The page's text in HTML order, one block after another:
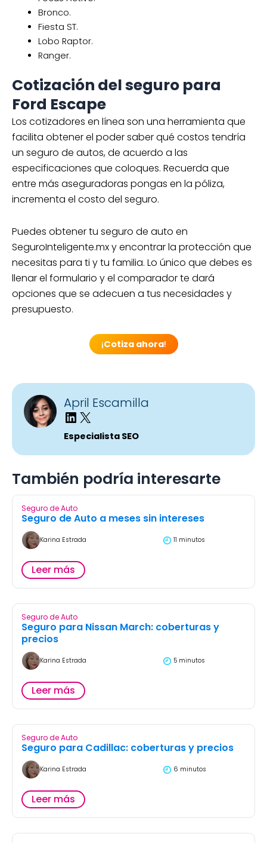
Bronco.
Fiesta ST.
Lobo Raptor.
Ranger.
Cotización del seguro para
Ford Escape
Los cotizadores en línea son una herramienta que
facilita obtener el poder saber qué costos tendría
un seguro de autos, de acuerdo a las
especificaciones que coloques. Recuerda que
entre más aseguradoras pongas en la póliza,
incrementa el costo del seguro.
Puedes obtener tu seguro de auto en
SeguroInteligente.mx y encontrar la protección que
necesitas para ti y tu familia. Lo único que debes es
llenar el formulario y el comparador te dará
opciones que se adecuen a tus necesidades y
presupuesto.
¡Cotiza ahora!
April Escamilla
Especialista SEO
También podría interesarte
Seguro de Auto
Seguro de Auto a meses sin intereses
Karina Estrada 11 minutos
Leer más
Seguro de Auto
Seguro para Nissan March: coberturas y
precios
Karina Estrada 5 minutos
Leer más
Seguro de Auto
Seguro para Cadillac: coberturas y precios
Karina Estrada 6 minutos
Leer más